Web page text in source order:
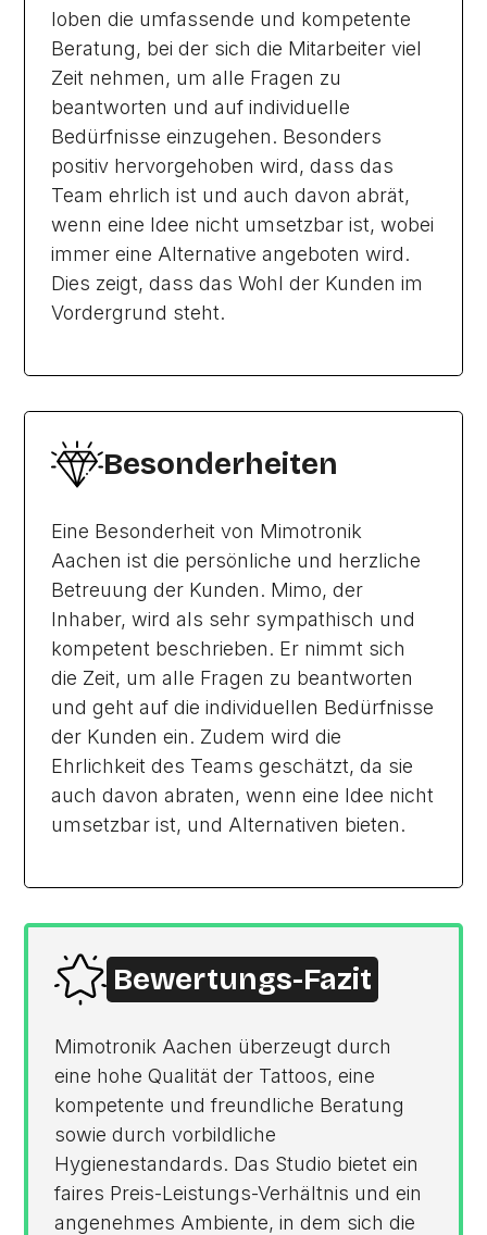
loben die umfassende und kompetente
Beratung, bei der sich die Mitarbeiter viel
Zeit nehmen, um alle Fragen zu
beantworten und auf individuelle
Bedürfnisse einzugehen. Besonders
positiv hervorgehoben wird, dass das
Team ehrlich ist und auch davon abrät,
wenn eine Idee nicht umsetzbar ist, wobei
immer eine Alternative angeboten wird.
Dies zeigt, dass das Wohl der Kunden im
Vordergrund steht.
Besonderheiten
Eine Besonderheit von Mimotronik
Aachen ist die persönliche und herzliche
Betreuung der Kunden. Mimo, der
Inhaber, wird als sehr sympathisch und
kompetent beschrieben. Er nimmt sich
die Zeit, um alle Fragen zu beantworten
und geht auf die individuellen Bedürfnisse
der Kunden ein. Zudem wird die
Ehrlichkeit des Teams geschätzt, da sie
auch davon abraten, wenn eine Idee nicht
umsetzbar ist, und Alternativen bieten.
Bewertungs-Fazit
Mimotronik Aachen überzeugt durch
eine hohe Qualität der Tattoos, eine
kompetente und freundliche Beratung
sowie durch vorbildliche
Hygienestandards. Das Studio bietet ein
faires Preis-Leistungs-Verhältnis und ein
angenehmes Ambiente, in dem sich die